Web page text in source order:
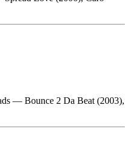
— Bounce 2 Da Beat (2003),